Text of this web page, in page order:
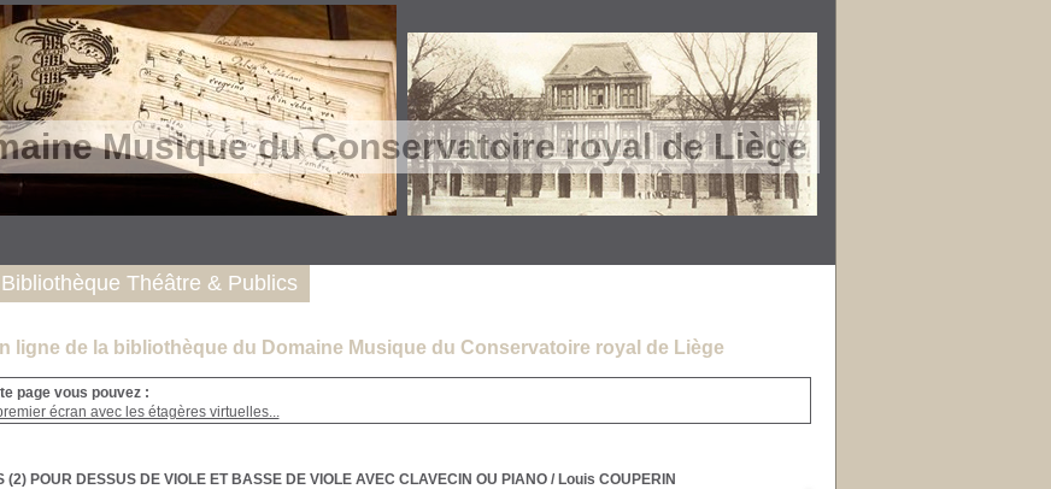
Musique du Conservatoire royal de Liège
ligne de la bibliothèque du Domaine Musique du Conservatoire royal de Liège
page vous pouvez :
écran avec les étagères virtuelles...
(2) POUR DESSUS DE VIOLE ET BASSE DE VIOLE AVEC CLAVECIN OU PIANO/ Louis COUPERIN
Bibliothèque Théâtre & Publics